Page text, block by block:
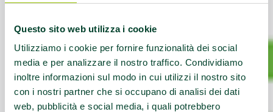
Questo sito web utilizza i cookie
Utilizziamo i cookie per fornire funzionalità dei social
media e per analizzare il nostro traffico. Condividiamo
inoltre informazioni sul modo in cui utilizzi il nostro sito
con i nostri partner che si occupano di analisi dei dati
web, pubblicità e social media, i quali potrebbero
promuovono la salute